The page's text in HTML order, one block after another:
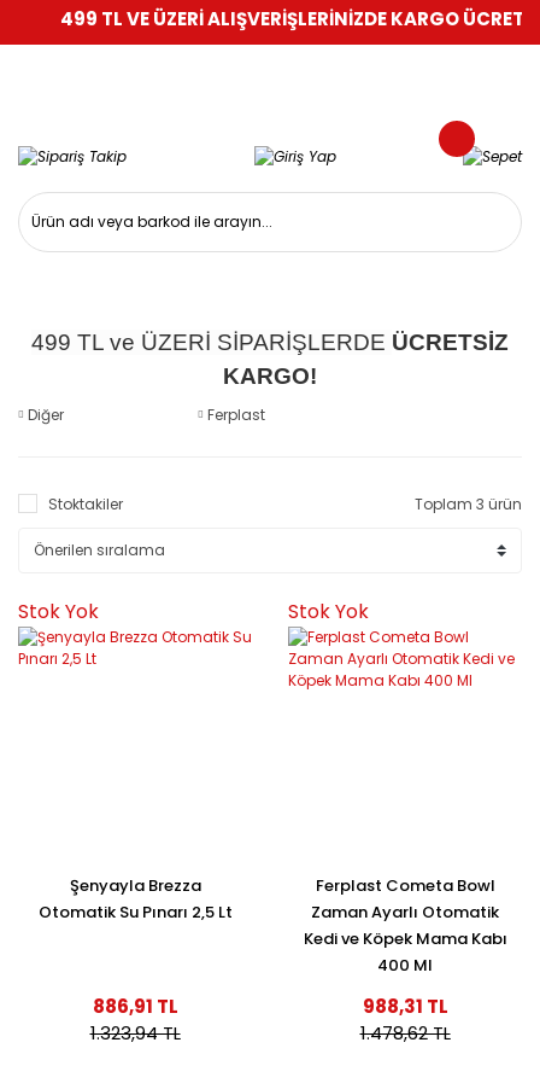
499 TL VE ÜZERİ ALIŞVERİŞLERİNİZDE KARGO
499 TL ve ÜZERİ SİPARİŞLERDE ÜCRETSİZ
KARGO!
Diğer Ferplast
Stoktakiler Toplam 3 ürün
Stok Yok
Şenyayla Brezza
Otomatik Su Pınarı 2,5 Lt
886,91 TL
1.323,94 TL
Stok Yok
Ferplast Cometa Bowl
Zaman Ayarlı Otomatik
Kedi ve Köpek Mama Kabı
400 Ml
988,31 TL
1.478,62 TL